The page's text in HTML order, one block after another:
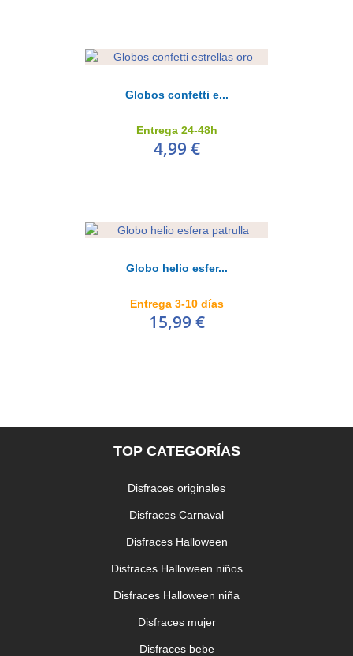
Globo letra N
3,99 €
Globo letra Q
3,99 €
Globos confetti e...
Entrega 24-48h
4,99 €
Globo helio esfer...
Entrega 3-10 días
15,99 €
TOP CATEGORÍAS
Disfraces originales
Disfraces Carnaval
Disfraces Halloween
Disfraces Halloween niños
Disfraces Halloween niña
Disfraces mujer
Disfraces bebe